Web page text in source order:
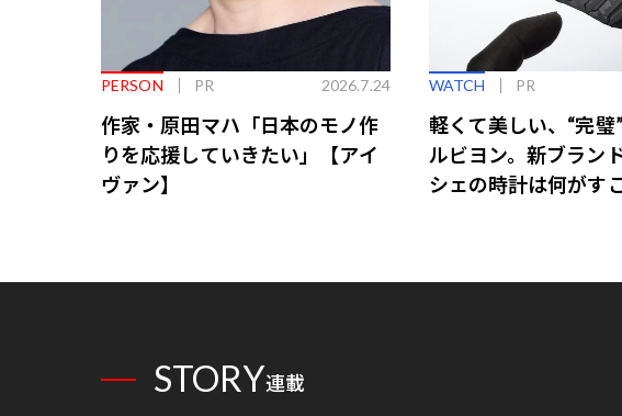
PERSON PR 2026.7.24
作家・原田マハ「日本のモノ作
りを応援していきたい」【アイ
ヴァン】
WATCH PR
軽くて美しい、“完璧
ルビヨン。新ブラン
シェの時計は何がす
STORY連載